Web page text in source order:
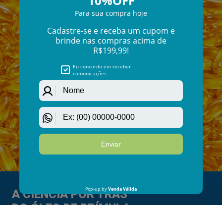
A CIÊNCIA POR TRÁS